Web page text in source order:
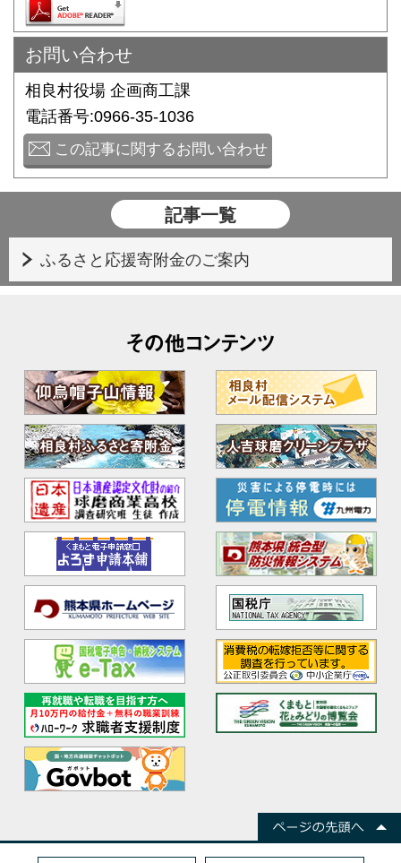
お問い合わせ
相良村役場 企画商工課
電話番号:0966-35-1036
この記事に関するお問い合わせ
記事一覧
ふるさと応援寄附金のご案内